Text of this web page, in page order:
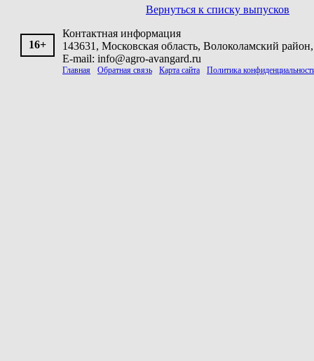
Вернуться к списку выпусков
16+
Контактная информация
143631, Московская область, Волоколамский
E-mail: info@agro-avangard.ru
Главная Обратная связь Карта сайта Политика